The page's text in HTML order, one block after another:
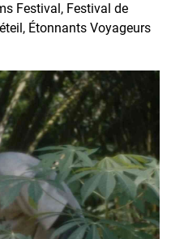
Festival, Festival de
Étonnants Voyageurs